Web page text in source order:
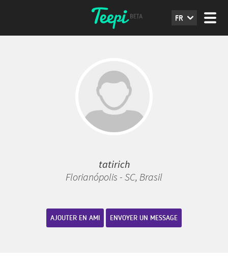
FR
tatirich
Florianópolis - SC, Brasil
AJOUTER EN AMI ENVOYER UN MESSAGE